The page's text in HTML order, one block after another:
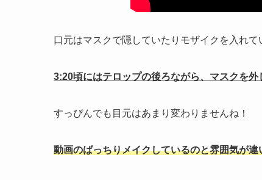
口元はマスクで隠していたりモザイクを入れ
3:20頃にはテロップの後ろながら、マスクを
すっぴんでも目元はあまり変わりませんね！
動画のばっちりメイクしているのと雰囲気が